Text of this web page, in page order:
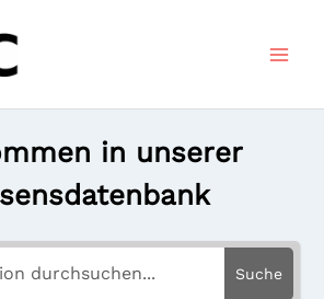
in unserer
Suche